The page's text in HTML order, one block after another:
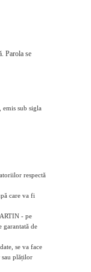
Parola se
sub sigla
respectă
care va fi
- pe
garantată de
se va face
sau plăților